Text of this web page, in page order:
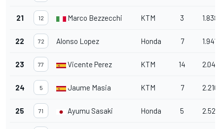
21 12 Marco Bezzecchi KTM 3 1.838
22 72 Alonso Lopez Honda 7 1.941
23 77 Vicente Perez KTM 14 2.049
24 5 Jaume Masia KTM 7 2.210
25 71 Ayumu Sasaki Honda 5 2.527